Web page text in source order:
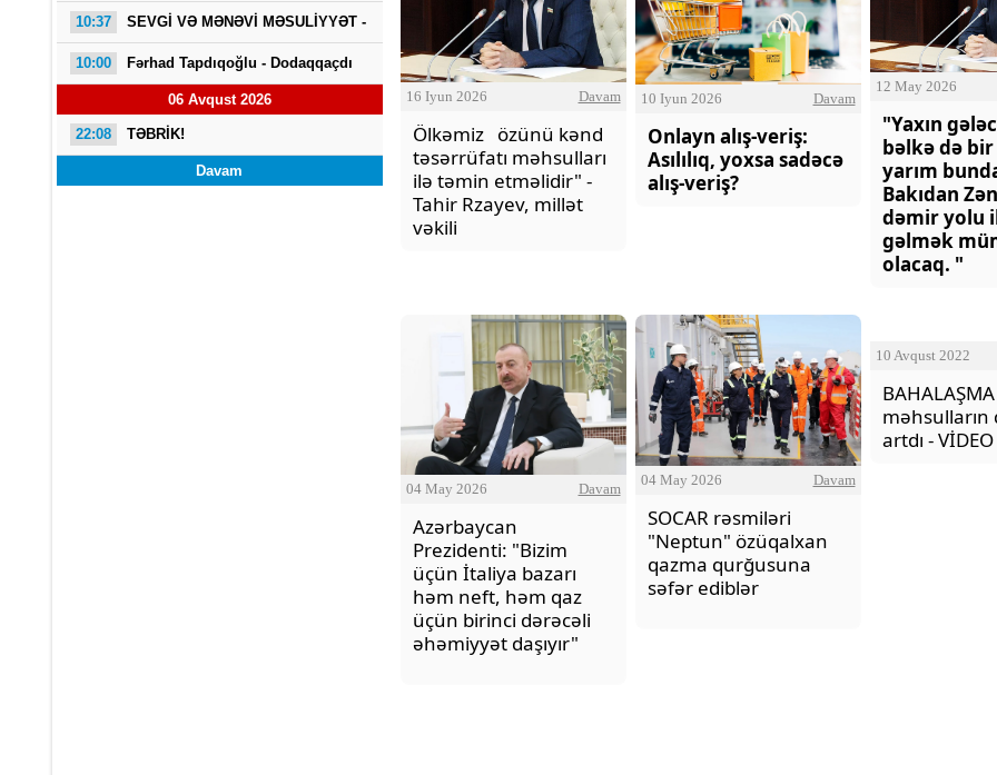
10:37 SEVGİ VƏ MƏNƏVİ MƏSULİYYƏT -
10:00 Fərhad Tapdıqoğlu - Dodaqqaçdı
06 Avqust 2026
22:08 TƏBRİK!
Davam
16 Iyun 2026 Davam
Ölkəmiz özünü kənd
təsərrüfatı məhsulları
ilə təmin etməlidir" -
Tahir Rzayev, millət
vəkili
10 Iyun 2026 Davam
Onlayn alış-veriş:
Asılılıq, yoxsa sadəcə
alış-veriş?
12 May 2026
"Yaxın
bəlkə də
yarım
Bakıdan
dəmir yolu
gəlmək
olacaq. "
04 May 2026 Davam
Azərbaycan
Prezidenti: "Bizim
üçün İtaliya bazarı
həm neft, həm qaz
üçün birinci dərəcəli
əhəmiyyət daşıyır"
04 May 2026 Davam
SOCAR rəsmiləri
"Neptun" özüqalxan
qazma qurğusuna
səfər ediblər
10 Avqust 2022
məhsulların
artdı - VİDEO
"Neftçi" klubunun şikayəti